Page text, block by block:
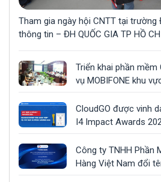
Tham gia ngày hội CNTT tại
thông tin – ĐH QUỐC GIA TP HỒ
Triển khai phần
vụ MOBIFONE khu
CloudGO được vinh
I4 Impact Awards
Công ty TNHH Phần
Hàng Việt Nam đổi